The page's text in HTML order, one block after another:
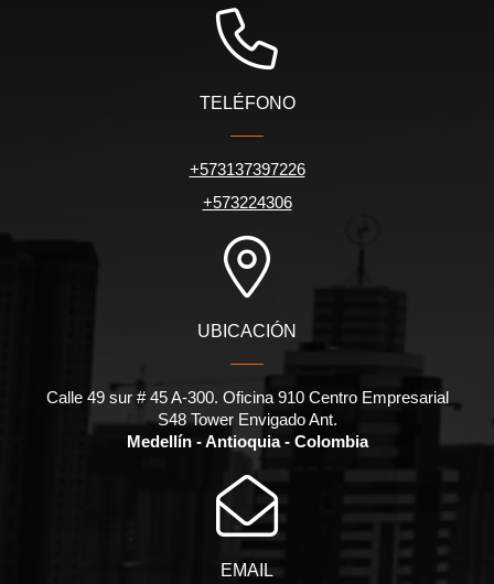
TELÉFONO
+573137397226
+573224306
UBICACIÓN
Calle 49 sur # 45 A-300. Oficina 910 Centro Empresarial
S48 Tower Envigado Ant.
Medellín - Antioquia - Colombia
EMAIL